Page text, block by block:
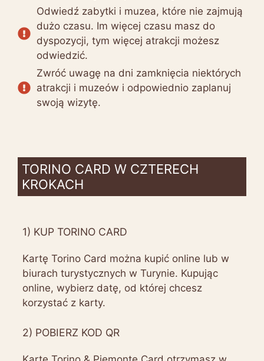
Odwiedź zabytki i muzea, które nie zajmują
dużo czasu. Im więcej czasu masz do
dyspozycji, tym więcej atrakcji możesz
odwiedzić.
Zwróć uwagę na dni zamknięcia niektórych
atrakcji i muzeów i odpowiednio zaplanuj
swoją wizytę.
TORINO CARD W CZTERECH
KROKACH
1) KUP TORINO CARD
Kartę Torino Card można kupić online lub w
biurach turystycznych w Turynie. Kupując
online, wybierz datę, od której chcesz
korzystać z karty.
2) POBIERZ KOD QR